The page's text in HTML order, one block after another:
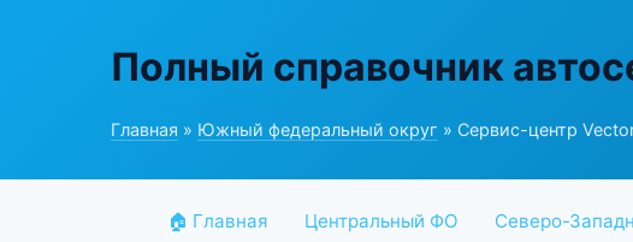
Полный справочник
Главная » Южный федеральный округ » Сервис-центр
🏠 Главная Центральный ФО Северо-